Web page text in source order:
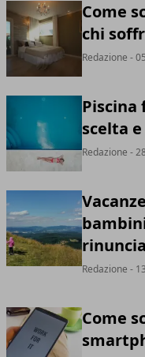
Come
chi
Redazione -
scelta
Redazione -
Redazione -
Come